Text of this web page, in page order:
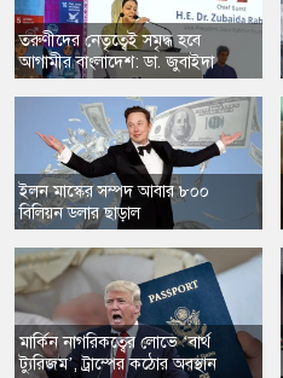
​তরুণীদের নেতৃত্বেই সমৃদ্ধ হবে
আগামীর বাংলাদেশ: ডা. জুবাইদা
​ইলন মাস্কের সম্পদ আবার ৮০০
বিলিয়ন ডলার ছাড়াল
​মার্কিন নাগরিকত্বের লোভে ‘বার্থ
ট্যুরিজম’, ট্রাম্পের কঠোর অবস্থান